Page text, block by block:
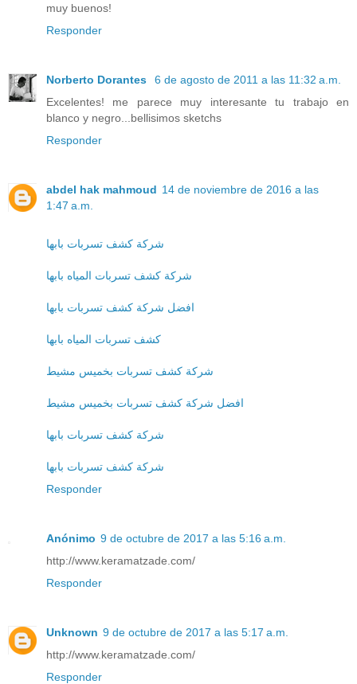
muy buenos!
Responder
Norberto Dorantes
6 de agosto de 2011 a las 11:32 a.m.
Excelentes! me parece muy interesante tu trabajo en
blanco y negro...bellisimos sketchs
Responder
abdel hak mahmoud 14 de noviembre de 2016 a las
1:47 a.m.
شركة كشف تسربات بابها
شركة كشف تسربات المياه بابها
افضل شركة كشف تسربات بابها
كشف تسربات المياه بابها
شركة كشف تسربات بخميس مشيط
افضل شركة كشف تسربات بخميس مشيط
شركة كشف تسربات بابها
شركة كشف تسربات بابها
Responder
Anónimo 9 de octubre de 2017 a las 5:16 a.m.
http://www.keramatzade.com/
Responder
Unknown 9 de octubre de 2017 a las 5:17 a.m.
http://www.keramatzade.com/
Responder